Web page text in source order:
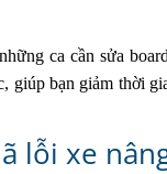
ca cần sửa
bạn giảm thời
lỗi xe